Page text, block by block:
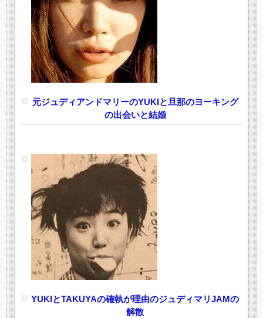
元ジュディアンドマリーのYUKIと旦那のヨーキング
の出会いと結婚
YUKIとTAKUYAの確執が理由のジュディマリJAMの
解散